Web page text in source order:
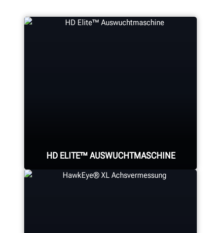
HD ELITE™ AUSWUCHTMASCHINE